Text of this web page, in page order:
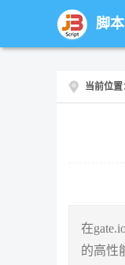
脚
当前位置
在
的高性